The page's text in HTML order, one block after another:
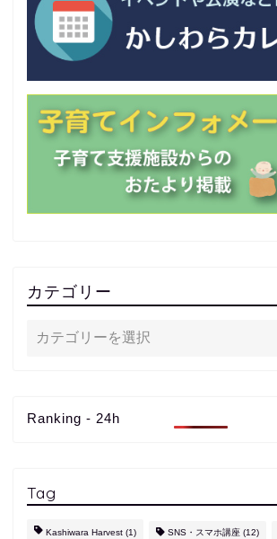
カテゴリー
Ranking - 24h
Tag
Kashiwara Harvest (1) SNS・スマホ講座 (12)